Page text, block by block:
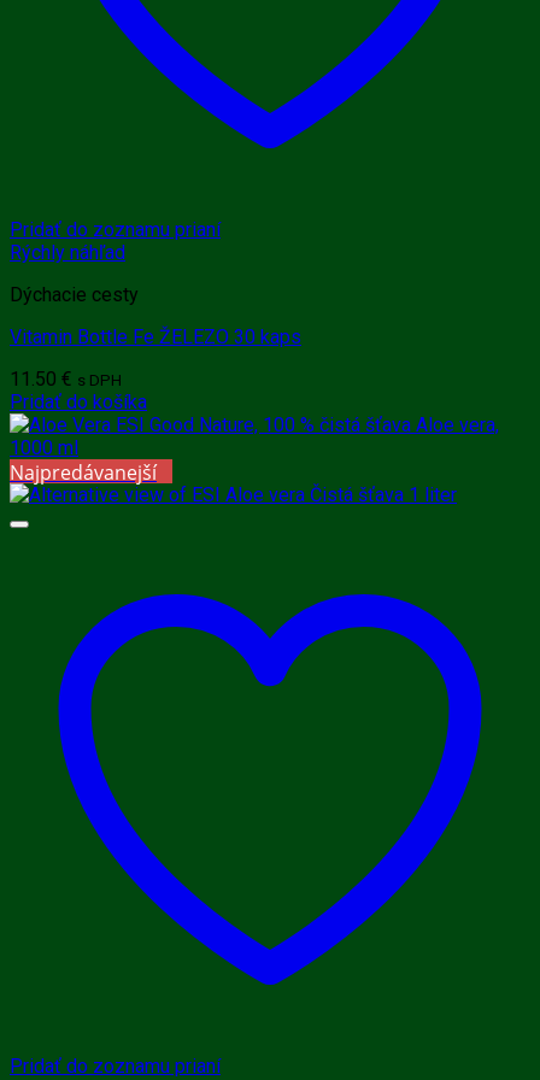
Pridať do zoznamu prianí
Rýchly náhľad
Dýchacie cesty
Vitamin Bottle Fe ŽELEZO 30 kaps
11.50 € s DPH
Pridať do košíka
Najpredávanejší
Pridať do zoznamu prianí